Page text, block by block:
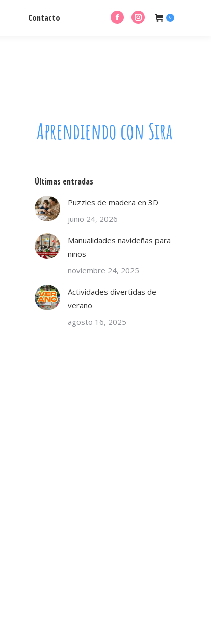
Contacto
FacebookInstagram
0
Últimas entradas
Puzzles de madera en 3D
junio 24, 2026
Manualidades navideñas para
niños
noviembre 24, 2025
Actividades divertidas de
verano
agosto 16, 2025